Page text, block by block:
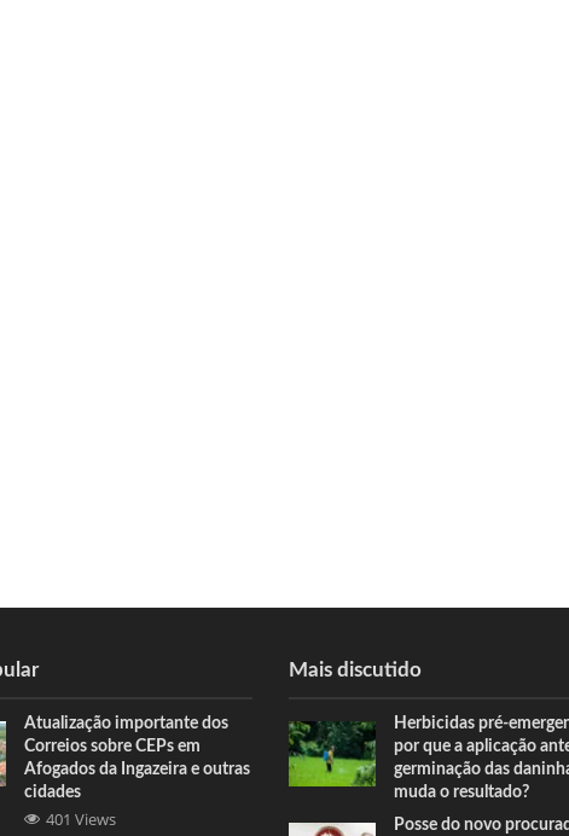
Atualização importante dos
Correios sobre CEPs em
Afogados da Ingazeira e outras
cidades
401 Views
Mais discutido
Herbicidas pré-
por que a aplicação
germinação das
muda o resultado?
Posse do novo